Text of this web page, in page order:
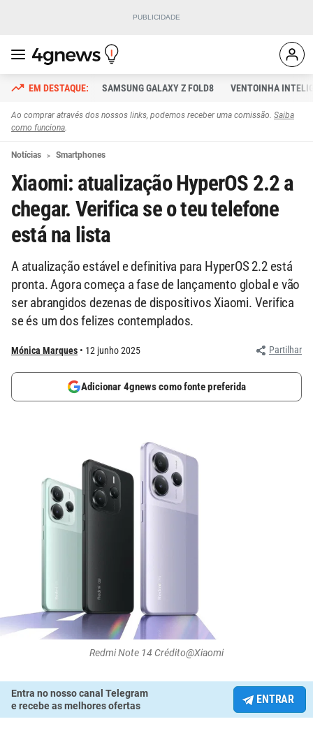
SAMSUNG GALAXY Z FOLD8 VENTOINHA
Ao comprar através dos nossos links, podemos receber uma comissão. Saiba
como funciona.
Notícias Smartphones
Xiaomi: atualização HyperOS 2.2 a
chegar. Verifica se o teu telefone
está na lista
A atualização estável e definitiva para HyperOS 2.2 está
pronta. Agora começa a fase de lançamento global e vão
ser abrangidos dezenas de dispositivos Xiaomi. Verifica
se és um dos felizes contemplados.
Mónica Marques 12 junho 2025 Partilhar
Adicionar 4gnews como fonte preferida
Redmi Note 14 Crédito@Xiaomi
Entra no nosso canal Telegram
e recebe as melhores ofertas
ENTRAR